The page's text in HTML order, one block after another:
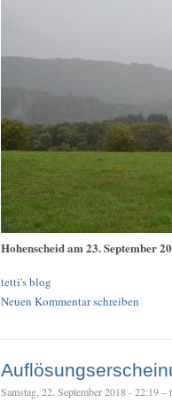
Hohenscheid am 23. September
tetti's blog
Neuen Kommentar schreiben
Samstag, 22. September 2018 - 22:19 –